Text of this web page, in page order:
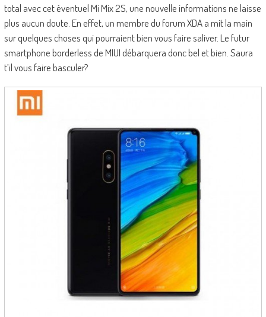
total avec cet éventuel Mi Mix 2S, une nouvelle informations ne laisse
plus aucun doute. En effet, un membre du forum XDA a mit la main
sur quelques choses qui pourraient bien vous faire saliver. Le futur
smartphone borderless de MIUI débarquera donc bel et bien. Saura
t’il vous faire basculer?